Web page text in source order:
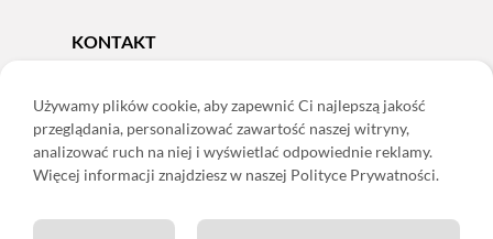
KONTAKT
e-mail:sklep@adoris.pl
poniedziałek - piątek 8:00-16:00
Adoris Dorota Święcka
58-502 Jelenia Góra
Używamy plików cookie, aby zapewnić Ci najlepszą jakość
przeglądania, personalizować zawartość naszej witryny,
analizować ruch na niej i wyświetlać odpowiednie reklamy.
Więcej informacji znajdziesz w naszej Polityce Prywatności.